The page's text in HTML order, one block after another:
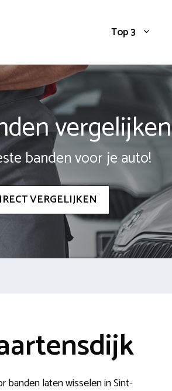
Top 3
vergelijken
banden voor je auto!
VERGELIJKEN
banden laten wisselen in Sint-